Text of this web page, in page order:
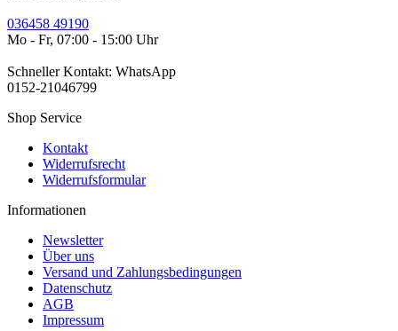
036458 49190
Mo - Fr, 07:00 - 15:00 Uhr
Schneller Kontakt: WhatsApp
0152-21046799
Shop Service
Kontakt
Widerrufsrecht
Widerrufsformular
Informationen
Newsletter
Über uns
Versand und Zahlungsbedingungen
Datenschutz
AGB
Impressum